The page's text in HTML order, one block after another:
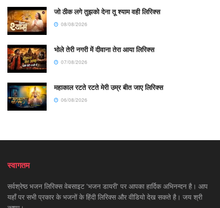
जो ठीक लगे तुझको देना तू श्याम वही लिरिक्स
08/08/2026
भोले तेरी नगरी में दीवाना तेरा आया लिरिक्स
07/08/2026
महाकाल रटते रटते मेरी उम्र बीत जाए लिरिक्स
06/08/2026
स्वागतम
सर्वश्रेष्ठ भजन लिरिक्स वेबसाइट 'भजन डायरी' पर आपका हार्दिक अभिनन्दन है। आप
यहाँ पर सभी प्रकार के भजनों के हिंदी लिरिक्स और वीडियो देख सकते है। जय श्री